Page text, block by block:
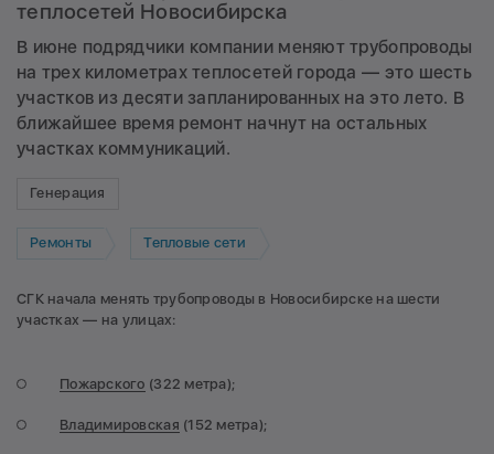
теплосетей Новосибирска
В июне подрядчики компании меняют трубопроводы
на трех километрах теплосетей города — это шесть
участков из десяти запланированных на это лето. В
ближайшее время ремонт начнут на остальных
участках коммуникаций.
Генерация
Ремонты Тепловые сети
СГК начала менять трубопроводы в Новосибирске на шести
участках — на улицах:
Пожарского (322 метра);
Владимировская (152 метра);